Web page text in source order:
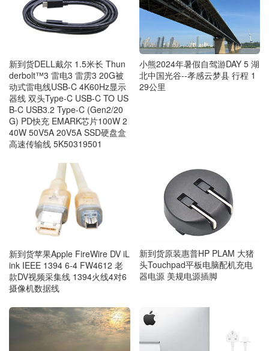
新到货DELL戴尔 1.5米长 Thun
derbolt™3 雷电3 雷雳3 20G被
动式雷电线USB-C 4K60Hz显示
器线 双头Type-C USB-C TO US
B-C USB3.2 Type-C (Gen2/20
G) PD快充 EMARK芯片100W 2
40W 50V5A 20V5A SSD硬盘盒
高速传输线 5K50319501
小熊2024年暑假自驾游DAY 5 湖
北中国光谷--孝感云梦县 行程 1
29公里
新到货苹果Apple FireWire DV iL
ink IEEE 1394 6-4 FW4612 老
款DV视频采集线 1394火线4对6
摄像机数据线
新到货原装惠普HP PLAM 大猪
头Touchpad平板电脑配机充电
器电源 美规电源插脚